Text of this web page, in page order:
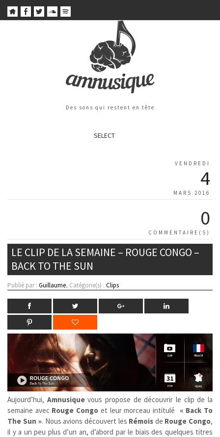
Des sons qui restent en tête
SELECT
VENDREDI
4
MARS 2016
0
COMMENTAIRE(S)
LE CLIP DE LA SEMAINE – ROUGE CONGO –
BACK TO THE SUN
Publié par : Guillaume, Catégorie(s) : Clips
Aujourd’hui, Amnusiquevous propose de découvrir le clip de la
semaine avec Rouge Congo et leur morceau intitulé
« Back To
The Sun ». Nous avions découvert les Rémois de Rouge Congo,
il y a un peu plus d’un an, d’abord par le biais des quelques titres